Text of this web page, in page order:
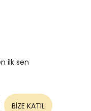
ilk sen
BİZE KATIL